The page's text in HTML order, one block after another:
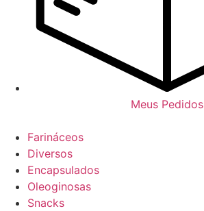
Meus Pedidos
Farináceos
Diversos
Encapsulados
Oleoginosas
Snacks